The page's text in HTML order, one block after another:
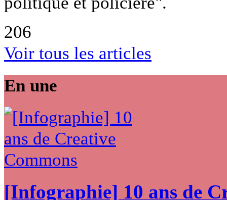
206
Voir tous les articles
En une
[Infographie] 10 ans de